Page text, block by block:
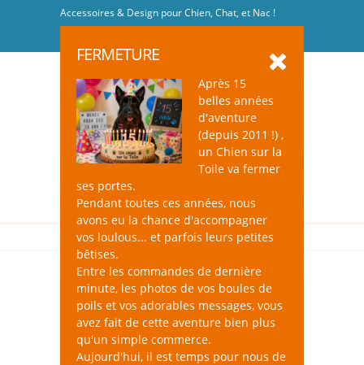
Accessoires & Design pour Chien, Chat, et Nac !
FERMETURE
Après 15
belles années
d'aventure
(depuis 2011 !) ,
un Chien sur la
Toile va fermer
ses portes.
Pendant toutes ces années, nous
avons eu la chance d'accompagner
vos loulous... et parfois leurs petites
bêtises.
Entre les commandes de dernière
minute, les photos de vos boules de
poils et vos adorables messages, vous
avez fait de cette aventure bien plus
qu'un simple commerce.
Aujourd'hui, il est temps pour nous de